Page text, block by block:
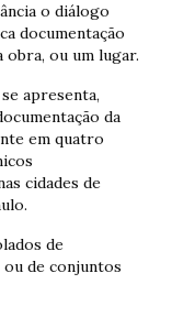
o diálogo
documentação
ou um lugar.
apresenta,
da
em quatro
cidades de
de
de conjuntos